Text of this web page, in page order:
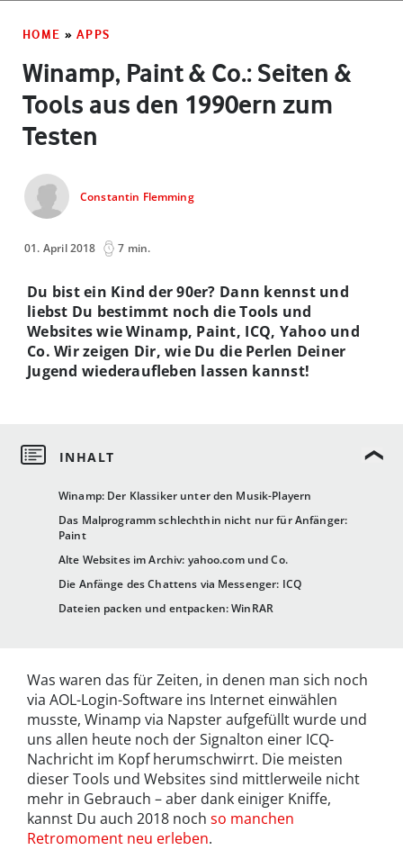
HOME » APPS
Winamp, Paint & Co.: Seiten &
Tools aus den 1990ern zum
Testen
Constantin Flemming
01. April 2018 7 min.
Winamp: Der Klassiker unter den Musik-Playern
Das Malprogramm schlechthin nicht nur für Anfänger:
Paint
Alte Websites im Archiv: yahoo.com und Co.
Die Anfänge des Chattens via Messenger: ICQ
Dateien packen und entpacken: WinRAR
Du bist ein Kind der 90er? Dann kennst und
liebst Du bestimmt noch die Tools und
Websites wie Winamp, Paint, ICQ, Yahoo und
Co. Wir zeigen Dir, wie Du die Perlen Deiner
Jugend wiederaufleben lassen kannst!
Was waren das für Zeiten, in denen man sich noch
via AOL-Login-Software ins Internet einwählen
musste, Winamp via Napster aufgefüllt wurde und
uns allen heute noch der Signalton einer ICQ-
Nachricht im Kopf herumschwirrt. Die meisten
dieser Tools und Websites sind mittlerweile nicht
mehr in Gebrauch – aber dank einiger Kniffe,
kannst Du auch 2018 noch so manchen
Retromoment neu erleben.